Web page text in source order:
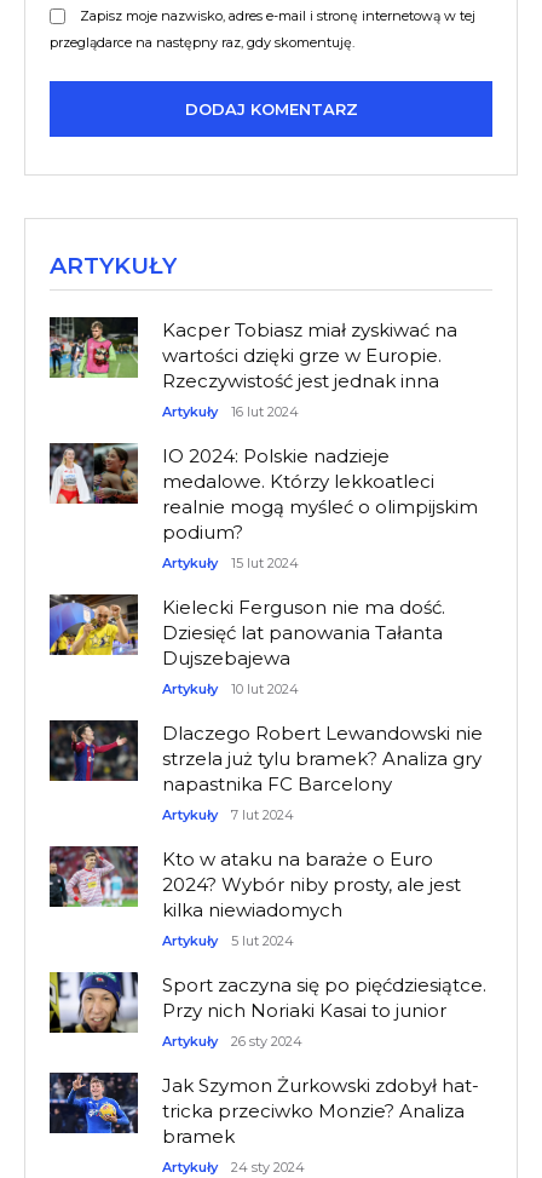
Zapisz moje nazwisko, adres e-mail i stronę internetową w tej
przeglądarce na następny raz, gdy skomentuję.
ARTYKUŁY
Kacper Tobiasz miał zyskiwać na
wartości dzięki grze w Europie.
Rzeczywistość jest jednak inna
Artykuły 16 lut 2024
IO 2024: Polskie nadzieje
medalowe. Którzy lekkoatleci
realnie mogą myśleć o olimpijskim
podium?
Artykuły 15 lut 2024
Kielecki Ferguson nie ma dość.
Dziesięć lat panowania Tałanta
Dujszebajewa
Artykuły 10 lut 2024
Dlaczego Robert Lewandowski nie
strzela już tylu bramek? Analiza gry
napastnika FC Barcelony
Artykuły 7 lut 2024
Kto w ataku na baraże o Euro
2024? Wybór niby prosty, ale jest
kilka niewiadomych
Artykuły 5 lut 2024
Sport zaczyna się po pięćdziesiątce.
Przy nich Noriaki Kasai to junior
Artykuły 26 sty 2024
Jak Szymon Żurkowski zdobył hat-
tricka przeciwko Monzie? Analiza
bramek
Artykuły 24 sty 2024